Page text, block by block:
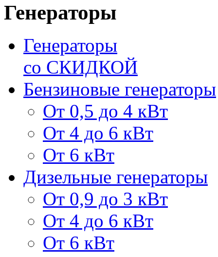
Генераторы
Генераторы
со СКИДКОЙ
Бензиновые генераторы
От 0,5 до 4 кВт
От 4 до 6 кВт
От 6 кВт
Дизельные генераторы
От 0,9 до 3 кВт
От 4 до 6 кВт
От 6 кВт